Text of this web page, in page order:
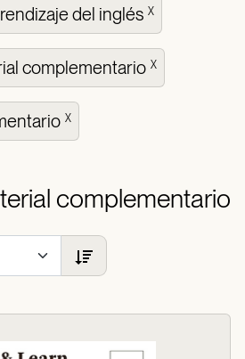
del inglés X
complementario X
X
complementario